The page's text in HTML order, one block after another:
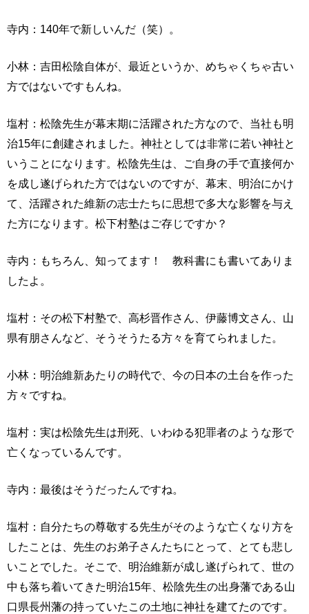
寺内：140年で新しいんだ（笑）。
小林：吉田松陰自体が、最近というか、めちゃくちゃ古い
方ではないですもんね。
塩村：松陰先生が幕末期に活躍された方なので、当社も明
治15年に創建されました。神社としては非常に若い神社と
いうことになります。松陰先生は、ご自身の手で直接何か
を成し遂げられた方ではないのですが、幕末、明治にかけ
て、活躍された維新の志士たちに思想で多大な影響を与え
た方になります。松下村塾はご存じですか？
寺内：もちろん、知ってます！ 教科書にも書いてありま
したよ。
塩村：その松下村塾で、高杉晋作さん、伊藤博文さん、山
県有朋さんなど、そうそうたる方々を育てられました。
小林：明治維新あたりの時代で、今の日本の土台を作った
方々ですね。
塩村：実は松陰先生は刑死、いわゆる犯罪者のような形で
亡くなっているんです。
寺内：最後はそうだったんですね。
塩村：自分たちの尊敬する先生がそのような亡くなり方を
したことは、先生のお弟子さんたちにとって、とても悲し
いことでした。そこで、明治維新が成し遂げられて、世の
中も落ち着いてきた明治15年、松陰先生の出身藩である山
口県長州藩の持っていたこの土地に神社を建てたのです。